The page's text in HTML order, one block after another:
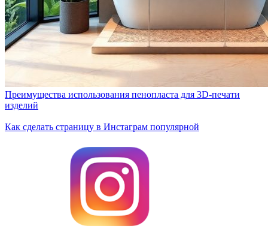
Преимущества использования пенопласта для 3D-печати
изделий
Как сделать страницу в Инстаграм популярной